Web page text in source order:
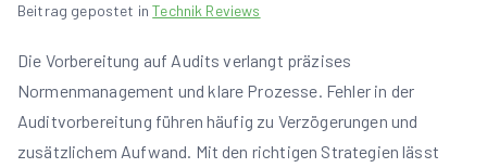
Beitrag gepostet inTechnik Reviews
Die Vorbereitung auf Audits verlangt präzises
Normenmanagement und klare Prozesse. Fehler in der
Auditvorbereitung führen häufig zu Verzögerungen und
zusätzlichem Aufwand. Mit den richtigen Strategien lässt